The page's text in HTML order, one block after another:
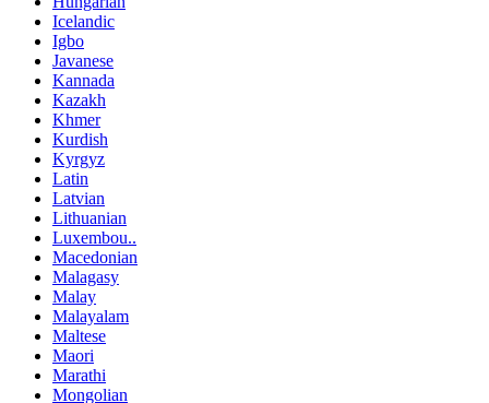
Icelandic
Igbo
Javanese
Kannada
Kazakh
Khmer
Kurdish
Kyrgyz
Latin
Latvian
Lithuanian
Luxembou..
Macedonian
Malagasy
Malay
Malayalam
Maltese
Maori
Marathi
Mongolian